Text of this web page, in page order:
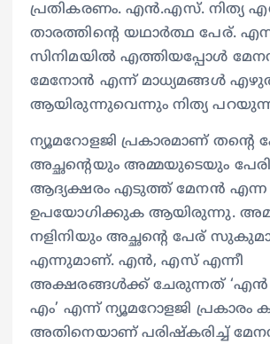
പ്രതികരണം. എൻ.എസ്. നിത്യ
താരത്തിന്റെ യഥാർത്ഥ പേര്.
സിനിമയിൽ എത്തിയപ്പോൾ
മേനോൻ എന്ന് മാധ്യമങ്ങൾ
ആയിരുന്നുവെന്നും നിത്യ
ന്യൂമറോളജി പ്രകാരമാണ് തന്റെ
അച്ഛന്റെയും അമ്മയുടെയും
ആദ്യക്ഷരം എടുത്ത് മേനൻ എന്ന
ഉപയോ​ഗിക്കുക ആയിരുന്നു.
നളിനിയും അച്ഛന്റെ പേര്
എന്നുമാണ്. എൻ, എസ് എന്നീ
അക്ഷരങ്ങൾക്ക് ചേരുന്നത്
എം’ എന്ന് ന്യൂമറോളജി പ്രകാരം
അതിനെയാണ് പരിഷ്കരിച്ച്